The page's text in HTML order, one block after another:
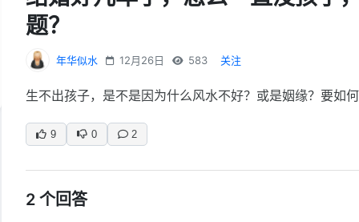
题？
年华似水 12月26日 583 关注
生不出孩子，是不是因为什么风水不好？或是姻缘？要如
9 0 2
2 个回答